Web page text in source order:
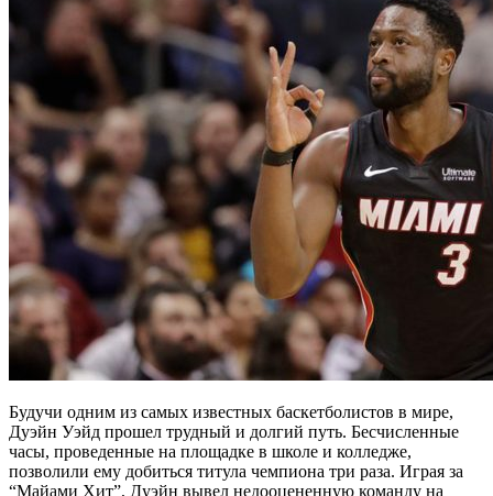
Будучи одним из самых известных баскетболистов в мире,
Дуэйн Уэйд прошел трудный и долгий путь. Бесчисленные
часы, проведенные на площадке в школе и колледже,
позволили ему добиться титула чемпиона три раза. Играя за
“Майами Хит”, Дуэйн вывел недооцененную команду на